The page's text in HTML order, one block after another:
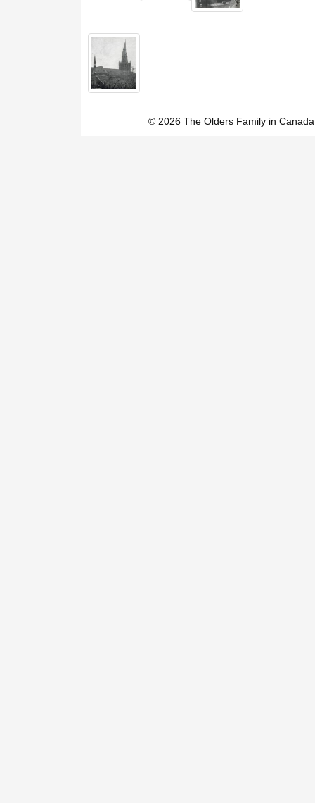
© 2026 The Olders Family in